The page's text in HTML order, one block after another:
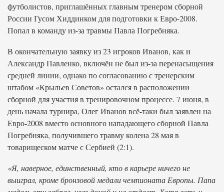
футболистов, приглашённых главным тренером сборной
России Гусом Хиддинком для подготовки к Евро-2008.
Попал в команду из-за травмы Павла Погребняка.
В окончательную заявку из 23 игроков Иванов, как и
Александр Павленко, включён не был из-за перенасыщения
средней линии, однако по согласованию с тренерским
штабом «Крыльев Советов» остался в расположении
сборной для участия в тренировочном процессе. 7 июня, в
день начала турнира, Олег Иванов всё-таки был заявлен на
Евро-2008 вместо основного нападающего сборной Павла
Погребняка, получившего травму колена 28 мая в
товарищеском матче с Сербией (2:1).
«Я, наверное, единственный, кто в карьере ничего не
выиграл, кроме бронзовой медали чемпионата Европы. Папа